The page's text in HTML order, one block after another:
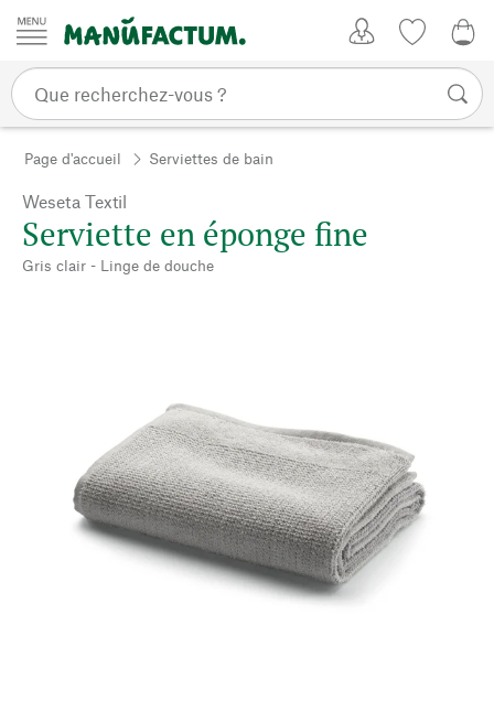
Passer au contenu
Page d'accueil Serviettes de bain
Weseta Textil
Serviette en éponge fine
Gris clair - Linge de douche